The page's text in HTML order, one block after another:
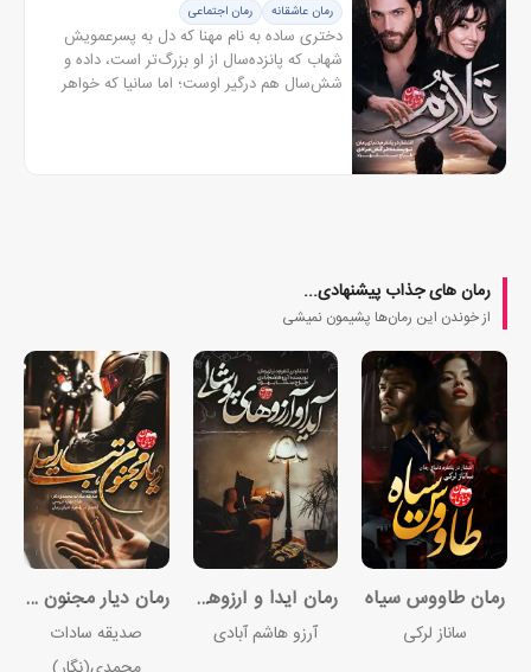
رمان عاشقانه رمان اجتماعی
دختری ساده به نام مهنا که دل به پسرعمویش
شهاب که پانزده‌سال از او بزرگ‌تر است، داده و
شش‌سال هم درگیر اوست؛ اما سانیا که خواهر
رمان های جذاب پیشنهادی...
از خوندن این رمان‌ها پشیمون نمیشی
رمان طاووس سیاه
ساناز لرکی
رمان آیدا و آرزوهای پوشالی
آرزو هاشم آبادی
رمان دیار مجنون تبار لیلی
صدیقه سادات